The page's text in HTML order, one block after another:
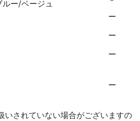
ルー/ベージュ
ー
ー
ー
ー
いされていない場合がございますの